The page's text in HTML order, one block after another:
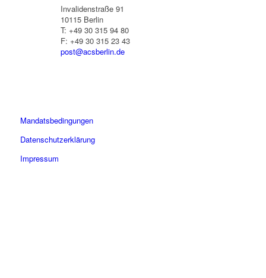
Invalidenstraße 91
10115 Berlin
T: +49 30 315 94 80
F: +49 30 315 23 43
post@acsberlin.de
Mandatsbedingungen
Datenschutzerklärung
Impressum